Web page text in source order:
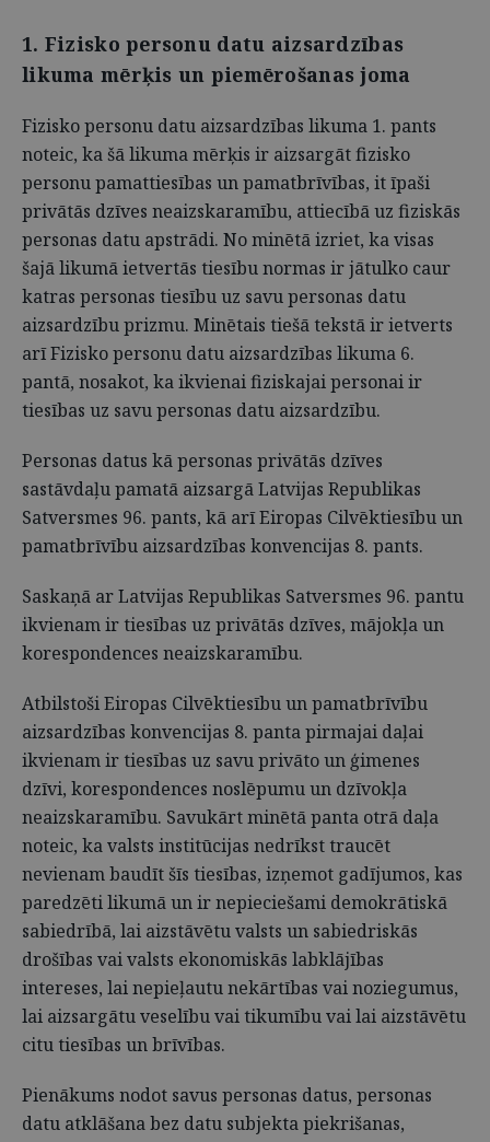
1. Fizisko personu datu aizsardzības
likuma mērķis un piemērošanas joma
Fizisko personu datu aizsardzības likuma 1. pants
noteic, ka šā likuma mērķis ir aizsargāt fizisko
personu pamattiesības un pamatbrīvības, it īpaši
privātās dzīves neaizskaramību, attiecībā uz fiziskās
personas datu apstrādi. No minētā izriet, ka visas
šajā likumā ietvertās tiesību normas ir jātulko caur
katras personas tiesību uz savu personas datu
aizsardzību prizmu. Minētais tiešā tekstā ir ietverts
arī Fizisko personu datu aizsardzības likuma 6.
pantā, nosakot, ka ikvienai fiziskajai personai ir
tiesības uz savu personas datu aizsardzību.
Personas datus kā personas privātās dzīves
sastāvdaļu pamatā aizsargā Latvijas Republikas
Satversmes 96. pants, kā arī Eiropas Cilvēktiesību un
pamatbrīvību aizsardzības konvencijas 8. pants.
Saskaņā ar Latvijas Republikas Satversmes 96. pantu
ikvienam ir tiesības uz privātās dzīves, mājokļa un
korespondences neaizskaramību.
Atbilstoši Eiropas Cilvēktiesību un pamatbrīvību
aizsardzības konvencijas 8. panta pirmajai daļai
ikvienam ir tiesības uz savu privāto un ģimenes
dzīvi, korespondences noslēpumu un dzīvokļa
neaizskaramību. Savukārt minētā panta otrā daļa
noteic, ka valsts institūcijas nedrīkst traucēt
nevienam baudīt šīs tiesības, izņemot gadījumos, kas
paredzēti likumā un ir nepieciešami demokrātiskā
sabiedrībā, lai aizstāvētu valsts un sabiedriskās
drošības vai valsts ekonomiskās labklājības
intereses, lai nepieļautu nekārtības vai noziegumus,
lai aizsargātu veselību vai tikumību vai lai aizstāvētu
citu tiesības un brīvības.
Pienākums nodot savus personas datus, personas
datu atklāšana bez datu subjekta piekrišanas,